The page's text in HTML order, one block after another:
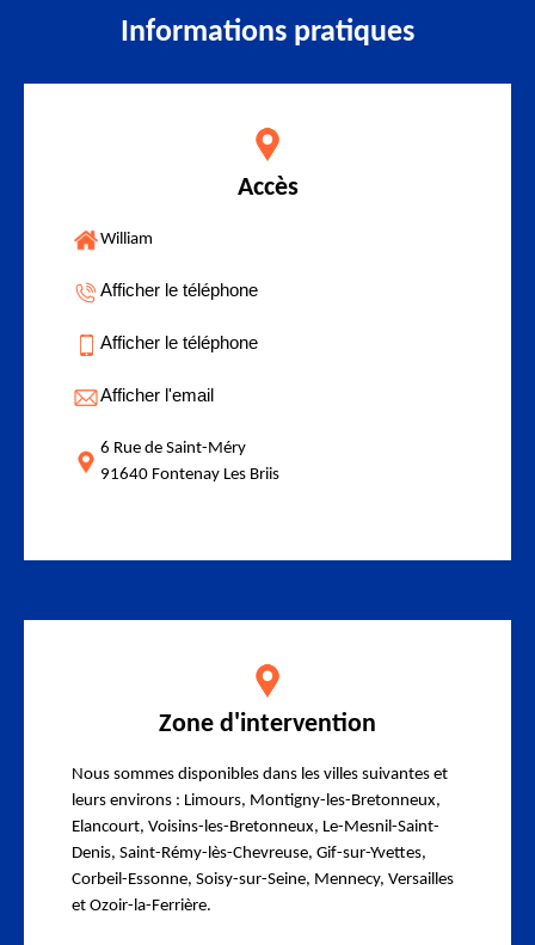
Informations pratiques
Accès
William
Afficher le téléphone
Afficher le téléphone
Afficher l'email
6 Rue de Saint-Méry
91640 Fontenay Les Briis
Zone d'intervention
Nous sommes disponibles dans les villes suivantes et
leurs environs : Limours, Montigny-les-Bretonneux,
Elancourt, Voisins-les-Bretonneux, Le-Mesnil-Saint-
Denis, Saint-Rémy-lès-Chevreuse, Gif-sur-Yvettes,
Corbeil-Essonne, Soisy-sur-Seine, Mennecy, Versailles
et Ozoir-la-Ferrière.